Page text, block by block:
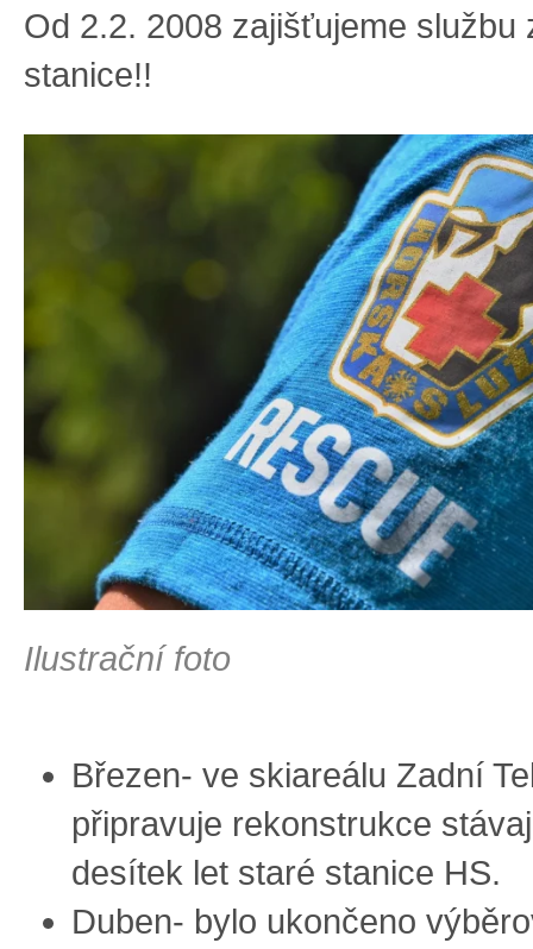
Od 2.2. 2008 zajišťujeme službu
stanice!!
Ilustrační foto
Březen- ve skiareálu Zadní
připravuje rekonstrukce
desítek let staré stanice HS.
Duben- bylo ukončeno